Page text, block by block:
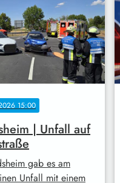
15:00
| Unfall auf
gab es am
Unfall mit einem